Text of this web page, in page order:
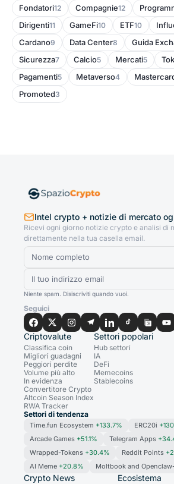
Fondatori12 Compagnie12
Dirigenti11 GameFi10 ETF10
Cardano9 Data Center8 Guida
Sicurezza7 Calcio5 Mercati5
Pagamenti5 Metaverso4
Promoted3
Intel crypto + notizie di mercato
Ricevi ogni giorno notizie crypto e analisi di
direttamente nella tua casella email.
Niente spam. Disiscriviti quando vuoi.
Seguici
Criptovalute
Classifica coin
Migliori guadagni
Peggiori perdite
Volume più alto
In evidenza
Convertitore Crypto
Altcoin Season Index
RWA Tracker
Settori popolari
Hub settori
IA
DeFi
Memecoins
Stablecoins
Settori di tendenza
Time.fun Ecosystem +133.7% ERC20i
Arcade Games +51.1% Telegram Apps
Wrapped-Tokens +30.4% Reddit Points
AI Meme +20.8% Moltbook and
Crypto News Ecosistema